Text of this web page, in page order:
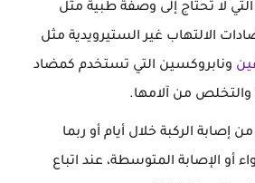
لا تحتاج إلى وصفة طبية مثل
الالتهاب غير الستيرويدية مثل
ونابروكسين التي تستخدم كمضاد
والتخلص من آلامها.
إصابة الركبة خلال أيام أو ربما
أو الإصابة المتوسطة، عند اتباع